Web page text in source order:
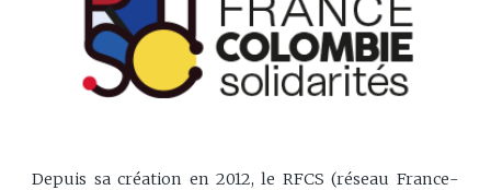
Depuis sa création en 2012, le RFCS (réseau France-